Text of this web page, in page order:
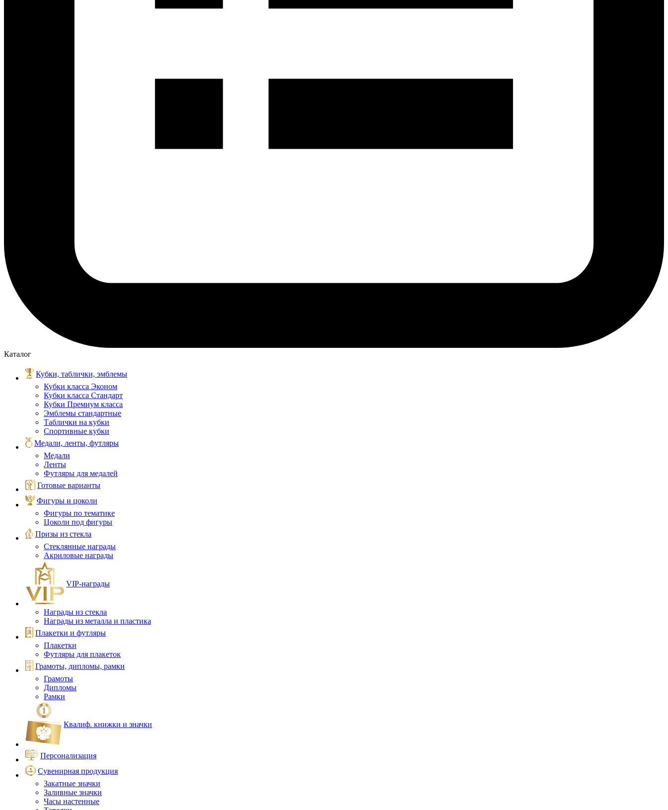
Каталог
Кубки, таблички, эмблемы
Кубки класса Эконом
Кубки класса Стандарт
Кубки Премиум класса
Эмблемы стандартные
Таблички на кубки
Спортивные кубки
Медали, ленты, футляры
Медали
Ленты
Футляры для медалей
Готовые варианты
Фигуры и цоколи
Фигуры по тематике
Цоколи под фигуры
Призы из стекла
Стеклянные награды
Акриловые награды
VIP‑награды
Награды из стекла
Награды из металла и пластика
Плакетки и футляры
Плакетки
Футляры для плакеток
Грамоты, дипломы, рамки
Грамоты
Дипломы
Рамки
Квалиф. книжки и значки
Персонализация
Сувенирная продукция
Закатные значки
Заливные значки
Часы настенные